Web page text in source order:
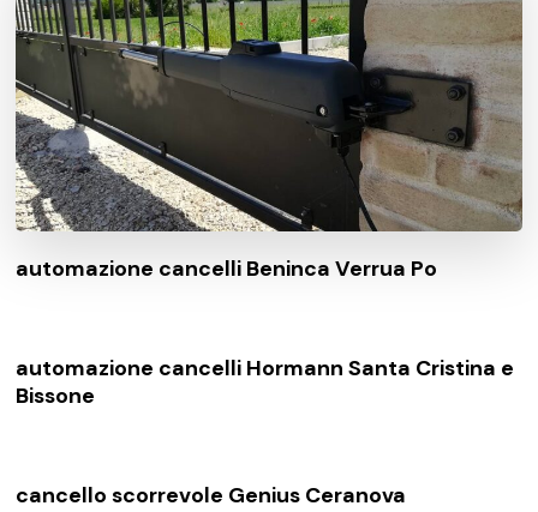
automazione cancelli Beninca Verrua Po
automazione cancelli Hormann Santa Cristina e
Bissone
cancello scorrevole Genius Ceranova